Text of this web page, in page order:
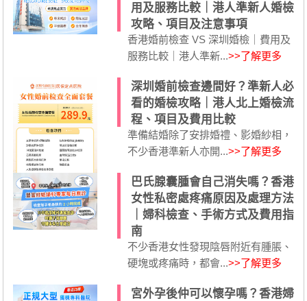
用及服務比較｜港人準新人婚檢
攻略、項目及注意事項
香港婚前檢查 VS 深圳婚檢｜費用及
服務比較｜港人準新...>>了解更多
深圳婚前檢查邊間好？準新人必
看的婚檢攻略｜港人北上婚檢流
程、項目及費用比較
準備結婚除了安排婚禮、影婚紗相，
不少香港準新人亦開...>>了解更多
巴氏腺囊腫會自己消失嗎？香港
女性私密處疼痛原因及處理方法
｜婦科檢查、手術方式及費用指
南
不少香港女性發現陰唇附近有腫脹、
硬塊或疼痛時，都會...>>了解更多
宮外孕後仲可以懷孕嗎？香港婦